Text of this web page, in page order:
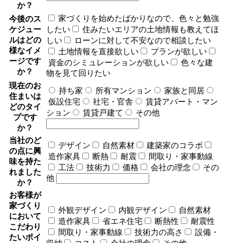
か？
今後のス
ケジュー
ルはどの
様なイメ
ージです
か？
家づくりを始めたばかりなので、色々と勉強
したい
住みたいエリアの土地情報も教えてほ
しい
ローンに対して不安なので相談したい
土地情報を直接欲しい
プランが欲しい
資金のシミュレーションが欲しい
色々な建
物を見て回りたい
現在のお
住まいは
どのタイ
プです
か？
持ち家 所有マンション
家族と同居
仮設住宅
社宅・官舎
賃貸アパート・マン
ション
賃貸戸建て その他
当社のど
の点に興
味を持た
れました
か？
デザイン 自然素材
建築家のコラボ
造作家具
断熱 耐震
間取り・家事動線
工法
技術力 価格 会社の理念
その
他
お客様が
家づくり
において
こだわり
たいポイ
外観デザイン 内観デザイン
自然素材
造作家具
省エネ住宅 断熱性
耐震性
間取り・家事動線
技術力の高さ
設備・